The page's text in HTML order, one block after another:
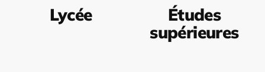
Lycée
Études
supérieures